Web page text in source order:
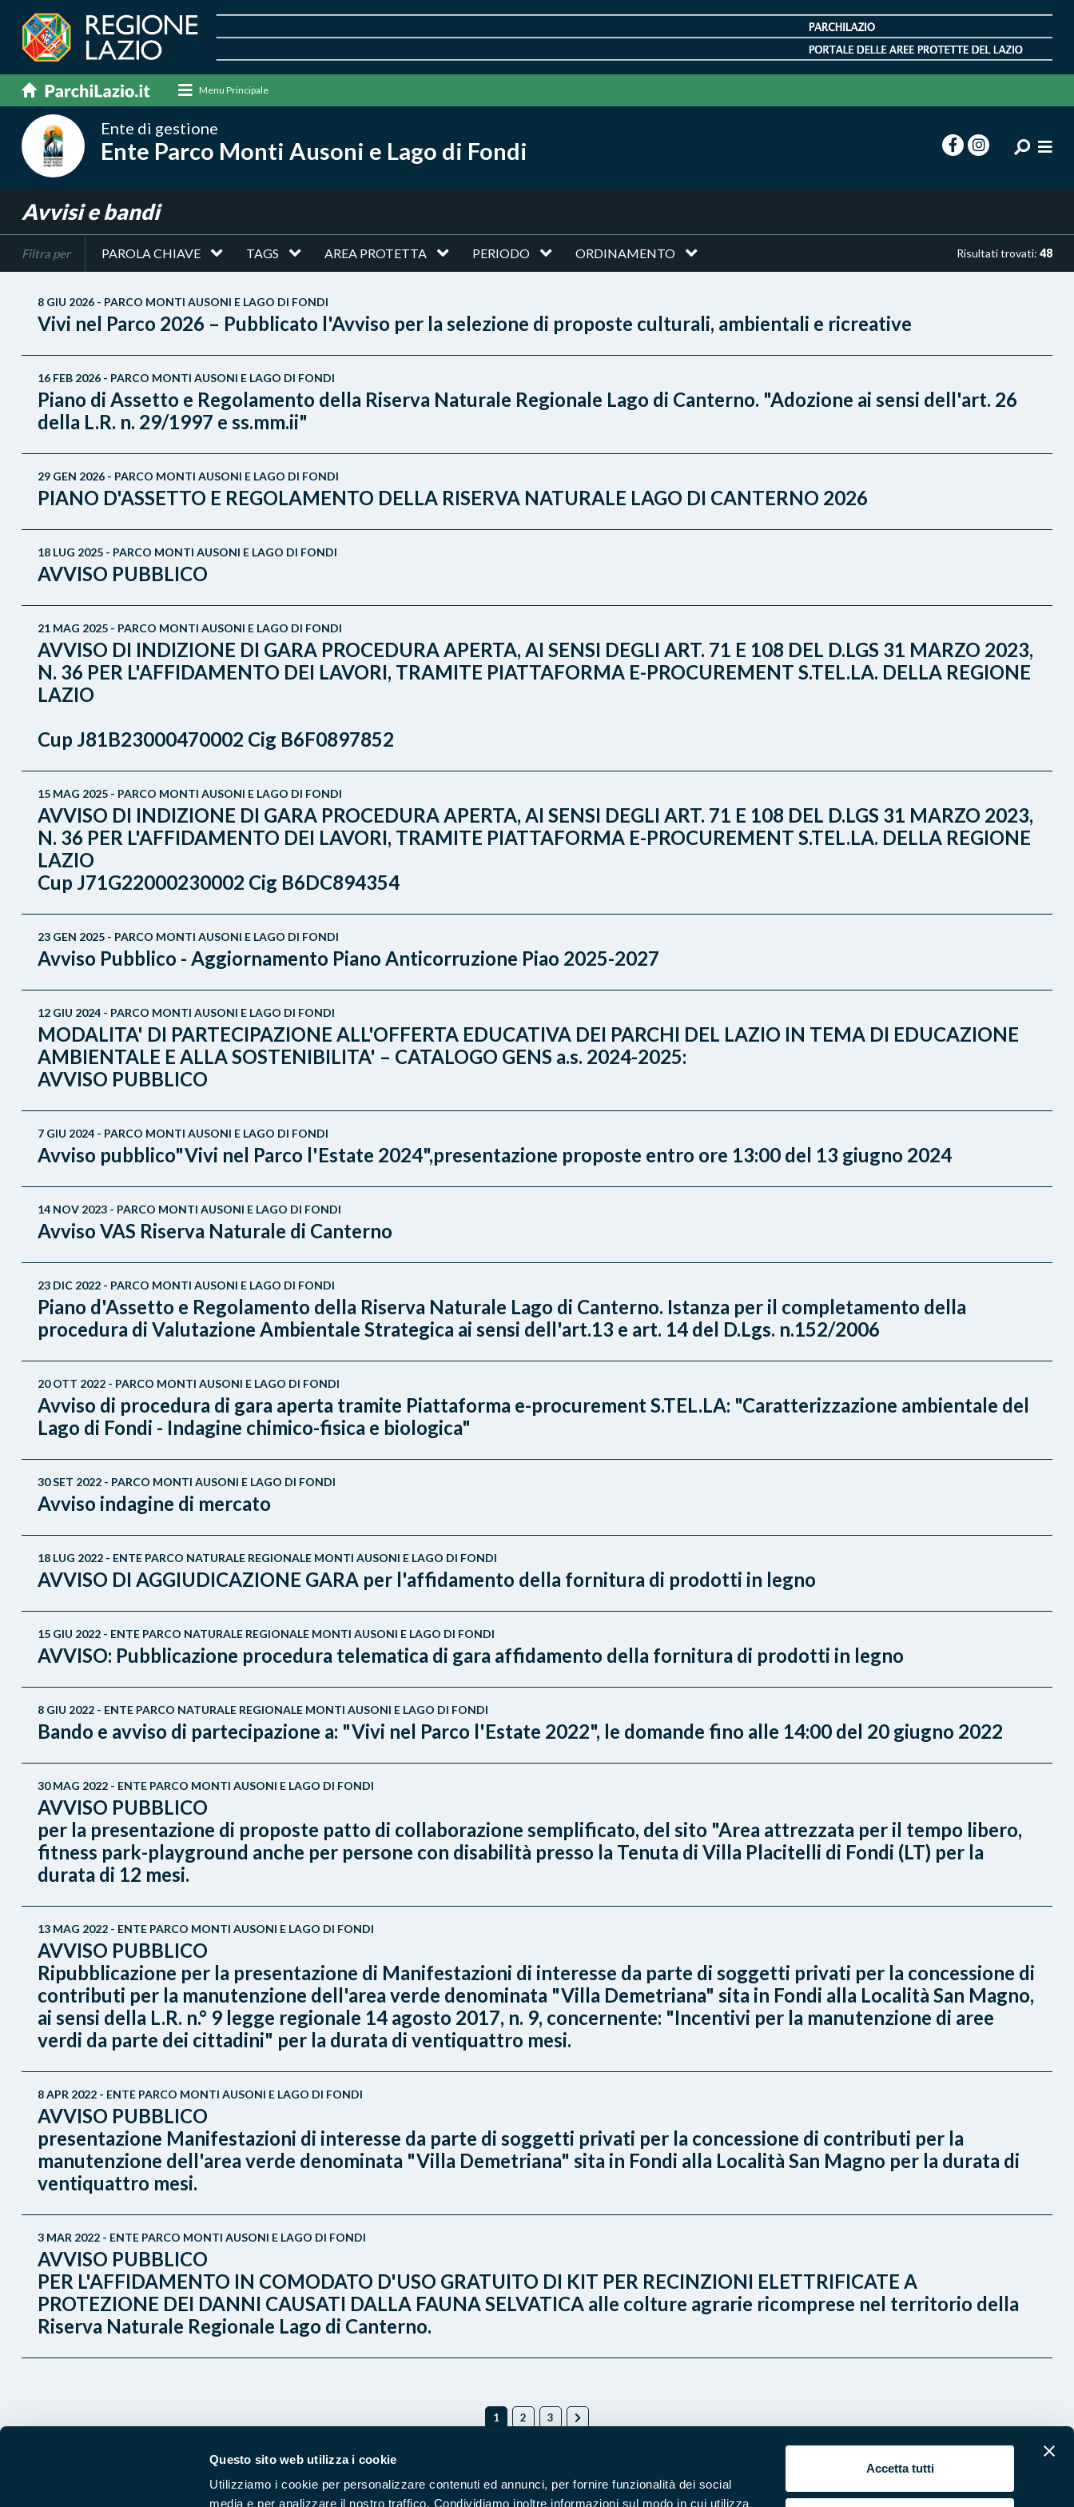
Questo sito web utilizza i cookie
Utilizziamo i cookie per personalizzare contenuti ed annunci, per fornire funzionalità dei social
media e per analizzare il nostro traffico. Condividiamo inoltre informazioni sul modo in cui utilizza
Accetta tutti
Menu Principale
Ente di gestione
Ente Parco Monti Ausoni e Lago di Fondi
Avvisi e bandi
Filtra per Risultati trovati:48
PAROLA CHIAVE TAGS AREA PROTETTA PERIODO ORDINAMENTO
8 GIU 2026 - PARCO MONTI AUSONI E LAGO DI FONDI
Vivi nel Parco 2026 – Pubblicato l'Avviso per la selezione di proposte culturali, ambientali e ricreative
16 FEB 2026 - PARCO MONTI AUSONI E LAGO DI FONDI
Piano di Assetto e Regolamento della Riserva Naturale Regionale Lago di Canterno. "Adozione ai sensi dell'art. 26
della L.R. n. 29/1997 e ss.mm.ii"
29 GEN 2026 - PARCO MONTI AUSONI E LAGO DI FONDI
PIANO D'ASSETTO E REGOLAMENTO DELLA RISERVA NATURALE LAGO DI CANTERNO 2026
18 LUG 2025 - PARCO MONTI AUSONI E LAGO DI FONDI
AVVISO PUBBLICO
21 MAG 2025 - PARCO MONTI AUSONI E LAGO DI FONDI
AVVISO DI INDIZIONE DI GARA PROCEDURA APERTA, AI SENSI DEGLI ART. 71 E 108 DEL D.LGS 31 MARZO 2023,
N. 36 PER L'AFFIDAMENTO DEI LAVORI, TRAMITE PIATTAFORMA E-PROCUREMENT S.TEL.LA. DELLA REGIONE
LAZIO
Cup J81B23000470002 Cig B6F0897852
15 MAG 2025 - PARCO MONTI AUSONI E LAGO DI FONDI
AVVISO DI INDIZIONE DI GARA PROCEDURA APERTA, AI SENSI DEGLI ART. 71 E 108 DEL D.LGS 31 MARZO 2023,
N. 36 PER L'AFFIDAMENTO DEI LAVORI, TRAMITE PIATTAFORMA E-PROCUREMENT S.TEL.LA. DELLA REGIONE
LAZIO
Cup J71G22000230002 Cig B6DC894354
23 GEN 2025 - PARCO MONTI AUSONI E LAGO DI FONDI
Avviso Pubblico - Aggiornamento Piano Anticorruzione Piao 2025-2027
12 GIU 2024 - PARCO MONTI AUSONI E LAGO DI FONDI
MODALITA' DI PARTECIPAZIONE ALL'OFFERTA EDUCATIVA DEI PARCHI DEL LAZIO IN TEMA DI EDUCAZIONE
AMBIENTALE E ALLA SOSTENIBILITA' – CATALOGO GENS a.s. 2024-2025:
AVVISO PUBBLICO
7 GIU 2024 - PARCO MONTI AUSONI E LAGO DI FONDI
Avviso pubblico"Vivi nel Parco l'Estate 2024",presentazione proposte entro ore 13:00 del 13 giugno 2024
14 NOV 2023 - PARCO MONTI AUSONI E LAGO DI FONDI
Avviso VAS Riserva Naturale di Canterno
23 DIC 2022 - PARCO MONTI AUSONI E LAGO DI FONDI
Piano d'Assetto e Regolamento della Riserva Naturale Lago di Canterno. Istanza per il completamento della
procedura di Valutazione Ambientale Strategica ai sensi dell'art.13 e art. 14 del D.Lgs. n.152/2006
20 OTT 2022 - PARCO MONTI AUSONI E LAGO DI FONDI
Avviso di procedura di gara aperta tramite Piattaforma e-procurement S.TEL.LA: "Caratterizzazione ambientale del
Lago di Fondi - Indagine chimico-fisica e biologica"
30 SET 2022 - PARCO MONTI AUSONI E LAGO DI FONDI
Avviso indagine di mercato
18 LUG 2022 - ENTE PARCO NATURALE REGIONALE MONTI AUSONI E LAGO DI FONDI
AVVISO DI AGGIUDICAZIONE GARA per l'affidamento della fornitura di prodotti in legno
15 GIU 2022 - ENTE PARCO NATURALE REGIONALE MONTI AUSONI E LAGO DI FONDI
AVVISO: Pubblicazione procedura telematica di gara affidamento della fornitura di prodotti in legno
8 GIU 2022 - ENTE PARCO NATURALE REGIONALE MONTI AUSONI E LAGO DI FONDI
Bando e avviso di partecipazione a: "Vivi nel Parco l'Estate 2022", le domande fino alle 14:00 del 20 giugno 2022
30 MAG 2022 - ENTE PARCO MONTI AUSONI E LAGO DI FONDI
AVVISO PUBBLICO
per la presentazione di proposte patto di collaborazione semplificato, del sito "Area attrezzata per il tempo libero,
fitness park-playground anche per persone con disabilità presso la Tenuta di Villa Placitelli di Fondi (LT) per la
durata di 12 mesi.
13 MAG 2022 - ENTE PARCO MONTI AUSONI E LAGO DI FONDI
AVVISO PUBBLICO
Ripubblicazione per la presentazione di Manifestazioni di interesse da parte di soggetti privati per la concessione di
contributi per la manutenzione dell'area verde denominata "Villa Demetriana" sita in Fondi alla Località San Magno,
ai sensi della L.R. n.° 9 legge regionale 14 agosto 2017, n. 9, concernente: "Incentivi per la manutenzione di aree
verdi da parte dei cittadini" per la durata di ventiquattro mesi.
8 APR 2022 - ENTE PARCO MONTI AUSONI E LAGO DI FONDI
AVVISO PUBBLICO
presentazione Manifestazioni di interesse da parte di soggetti privati per la concessione di contributi per la
manutenzione dell'area verde denominata "Villa Demetriana" sita in Fondi alla Località San Magno per la durata di
ventiquattro mesi.
3 MAR 2022 - ENTE PARCO MONTI AUSONI E LAGO DI FONDI
AVVISO PUBBLICO
PER L'AFFIDAMENTO IN COMODATO D'USO GRATUITO DI KIT PER RECINZIONI ELETTRIFICATE A
PROTEZIONE DEI DANNI CAUSATI DALLA FAUNA SELVATICA alle colture agrarie ricomprese nel territorio della
Riserva Naturale Regionale Lago di Canterno.
1 2 3